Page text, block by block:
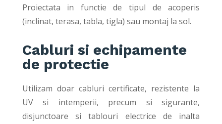
Proiectata in functie de tipul de acoperis
(inclinat, terasa, tabla, tigla) sau montaj la sol.
Cabluri si echipamente
de protectie
Utilizam doar cabluri certificate, rezistente la
UV si intemperii, precum si sigurante,
disjunctoare si tablouri electrice de inalta